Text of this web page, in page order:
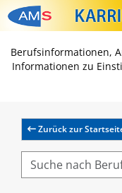
Berufsinformationen,
Informationen zu
Zurück zur